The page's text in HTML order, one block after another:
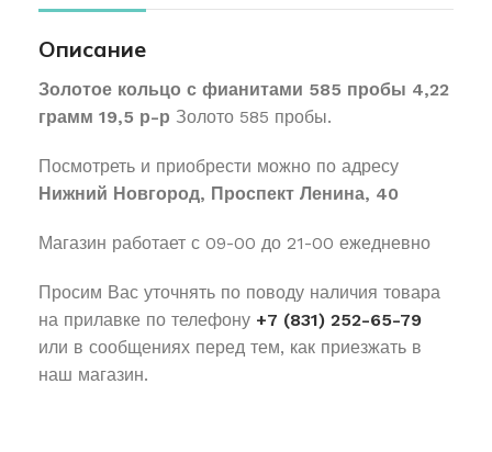
Описание
Золотое кольцо с фианитами 585 пробы 4,22
грамм 19,5 р-р Золото 585 пробы.
Посмотреть и приобрести можно по адресу
Нижний Новгород, Проспект Ленина, 40
Магазин работает с 09-00 до 21-00 ежедневно
Просим Вас уточнять по поводу наличия товара
на прилавке по телефону +7 (831) 252-65-79
или в сообщениях перед тем, как приезжать в
наш магазин.